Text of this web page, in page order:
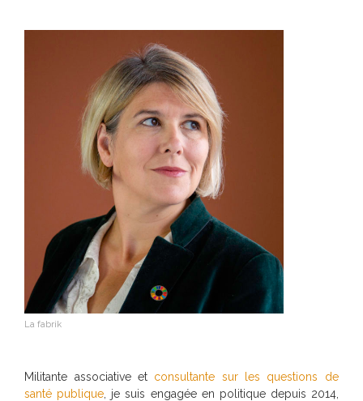
La fabrik
Militante associative et consultante sur les questions de
santé publique , je suis engagée en politique depuis 2014,